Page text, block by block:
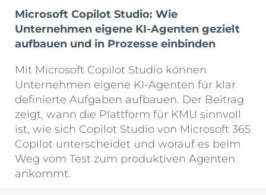
Microsoft Copilot Studio: Wie
Unternehmen eigene KI-Agenten gezielt
aufbauen und in Prozesse einbinden
Mit Microsoft Copilot Studio können
Unternehmen eigene KI-Agenten für klar
definierte Aufgaben aufbauen. Der Beitrag
zeigt, wann die Plattform für KMU sinnvoll
ist, wie sich Copilot Studio von Microsoft 365
Copilot unterscheidet und worauf es beim
Weg vom Test zum produktiven Agenten
ankommt.